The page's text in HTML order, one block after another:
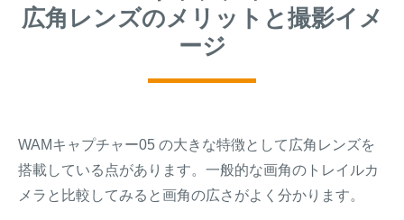
広角レンズのメリットと撮影イメ
ージ
WAMキャプチャー05 の大きな特徴として広角レンズを
搭載している点があります。一般的な画角のトレイルカ
メラと比較してみると画角の広さがよく分かります。